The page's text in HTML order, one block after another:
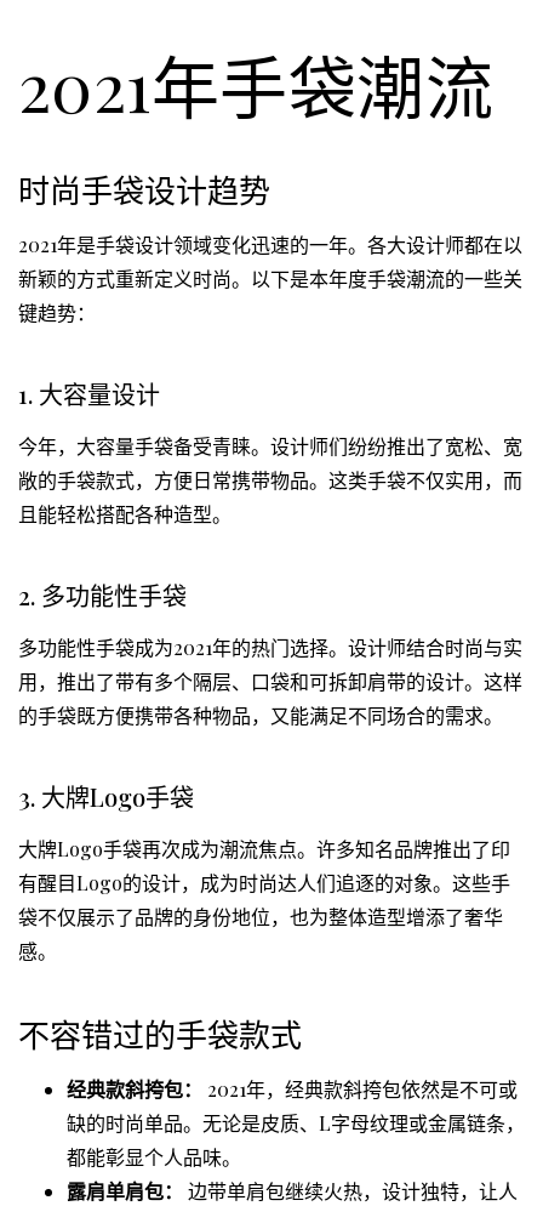
2021年手袋潮流
时尚手袋设计趋势
2021年是手袋设计领域变化迅速的一年。各大设计师都在以
新颖的方式重新定义时尚。以下是本年度手袋潮流的一些关
键趋势：
1. 大容量设计
今年，大容量手袋备受青睐。设计师们纷纷推出了宽松、宽
敞的手袋款式，方便日常携带物品。这类手袋不仅实用，而
且能轻松搭配各种造型。
2. 多功能性手袋
多功能性手袋成为2021年的热门选择。设计师结合时尚与实
用，推出了带有多个隔层、口袋和可拆卸肩带的设计。这样
的手袋既方便携带各种物品，又能满足不同场合的需求。
3. 大牌Logo手袋
大牌Logo手袋再次成为潮流焦点。许多知名品牌推出了印
有醒目Logo的设计，成为时尚达人们追逐的对象。这些手
袋不仅展示了品牌的身份地位，也为整体造型增添了奢华
感。
不容错过的手袋款式
经典款斜挎包：
2021年，经典款斜挎包依然是不可或
缺的时尚单品。无论是皮质、L字母纹理或金属链条，
都能彰显个人品味。
露肩单肩包：
边带单肩包继续火热，设计独特，让人